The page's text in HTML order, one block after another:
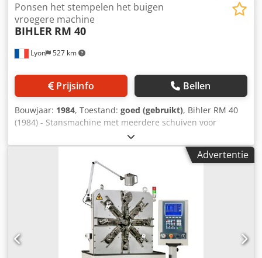
Lyon 527 km
Ponsen het stempelen het buigen
vroegere machine
BIHLER RM 40
Prijsinfo Bellen
Bouwjaar: 1984, Toestand: goed (gebruikt), Bihler RM 40
(1984) - Stansmachine met meerdere schuiven voor
stansen en buigen. Codpsh T Ulysfx Abxjrf De machine is
afgebeeld met 5 schuiven, maar een 6e is beschikbaar.
Verschillende omslagen voor band of draad zijn
beschikbaar. Machine met 8-tons pers en 5 of 6 geleiders -
hydraulische klemming voor draad of band. Een machine
indien uitgerust met een extra aanvoersysteem vanaf de
achterzijde van de machine, door het middengat.
Advertentie